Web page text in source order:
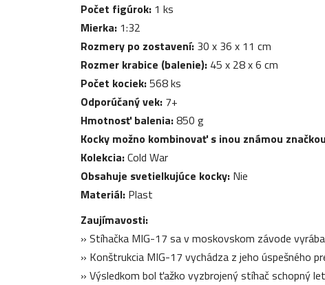
Počet figúrok: 1 ks
Mierka: 1:32
Rozmery po zostavení: 30 x 36 x 11 cm
Rozmer krabice (balenie): 45 x 28 x 6 cm
Počet kociek:568 ks
Odporúčaný vek: 7+
Hmotnosť balenia:850 g
Kocky možno kombinovať s inou známou
Kolekcia:Cold War
Obsahuje svetielkujúce kocky: Nie
Materiál: Plast
Zaujímavosti:
» Stíhačka MIG-17 sa v moskovskom závode
» Konštrukcia MIG-17 vychádza z jeho úspešného
» Výsledkom bol ťažko vyzbrojený stíhač schopný